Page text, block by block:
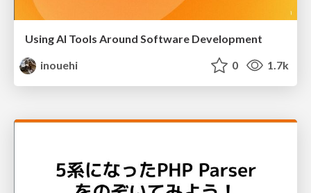
Using AI Tools Around Software Development
inouehi
0 1.7k